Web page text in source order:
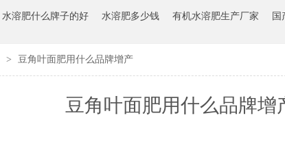
水溶肥什么牌子的好 水溶肥多少钱 有机水溶肥生产厂家 国
> 豆角叶面肥用什么品牌增产
豆角叶面肥用什么品牌增